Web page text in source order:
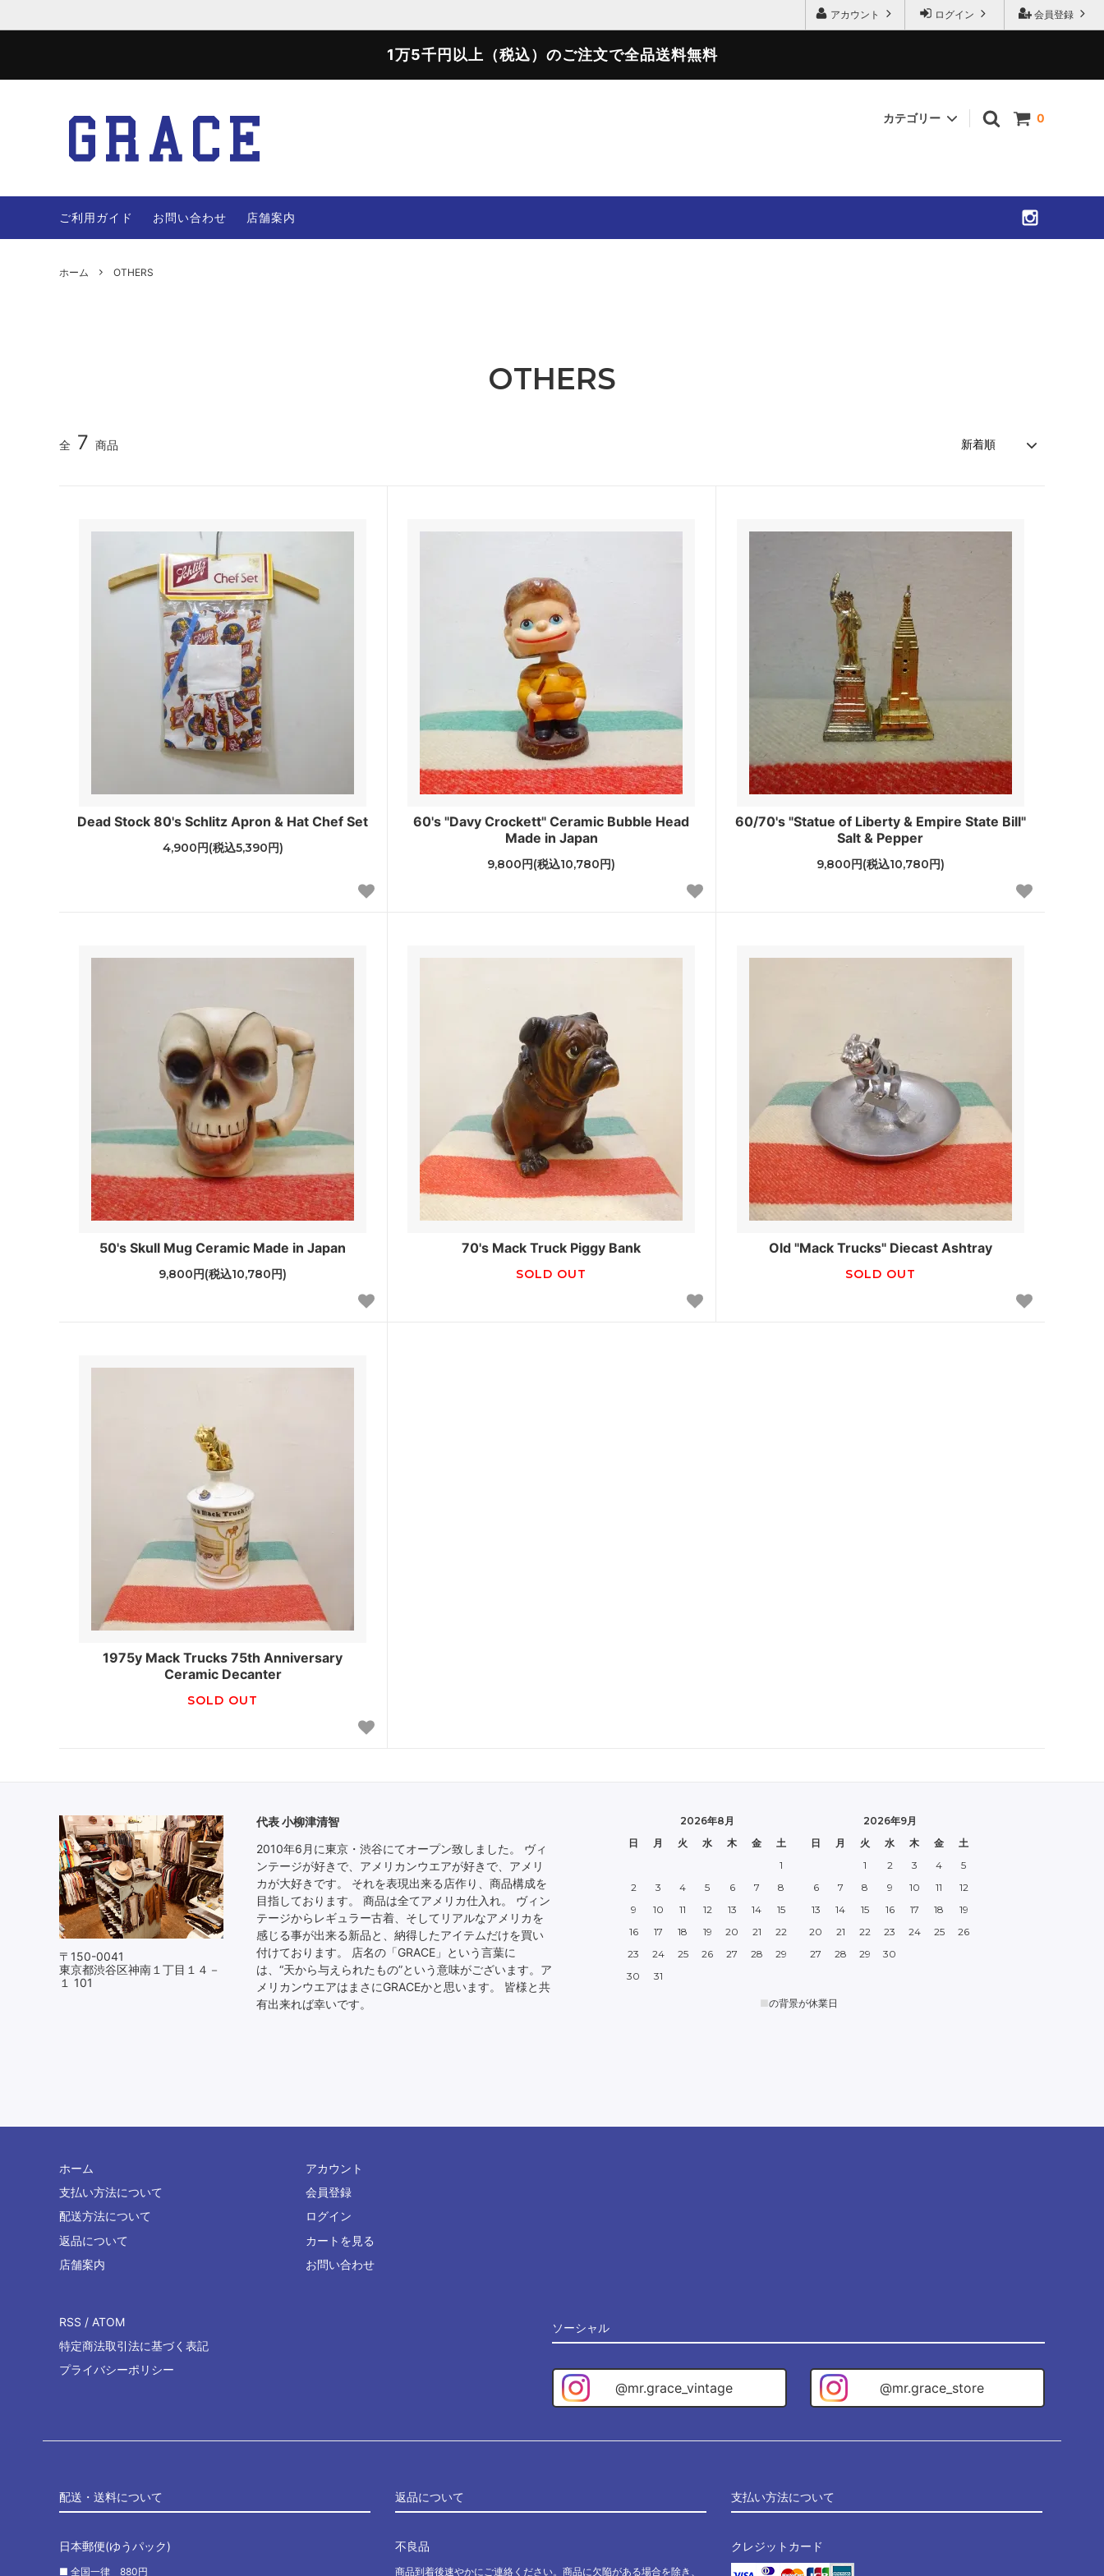
会員登録
ログイン
アカウント
1万5千円以上（税込）のご注文で全品送料無料
0
カテゴリー
OTHERS BAG SHOES SOLD OUT
ご利用ガイド お問い合わせ 店舗案内
ホーム OTHERS
OTHERS
全 7 商品
Dead Stock 80's Schlitz Apron & Hat Chef Set
4,900円(税込5,390円)
60's "Davy Crockett" Ceramic Bubble Head
Made in Japan
9,800円(税込10,780円)
60/70's "Statue of Liberty & Empire State Bill"
Salt & Pepper
9,800円(税込10,780円)
50's Skull Mug Ceramic Made in Japan
9,800円(税込10,780円)
70's Mack Truck Piggy Bank
SOLD OUT
Old "Mack Trucks" Diecast Ashtray
SOLD OUT
1975y Mack Trucks 75th Anniversary
Ceramic Decanter
SOLD OUT
〒150-0041
東京都渋谷区神南１丁目１４－
１ 101
代表 小柳津清智
2010年6月に東京・渋谷にてオープン致しました。 ヴィ
ンテージが好きで、アメリカンウエアが好きで、アメリ
カが大好きです。 それを表現出来る店作り、商品構成を
目指しております。 商品は全てアメリカ仕入れ。 ヴィン
テージからレギュラー古着、そしてリアルなアメリカを
感じる事が出来る新品と、納得したアイテムだけを買い
付けております。 店名の「GRACE」という言葉に
は、“天から与えられたもの”という意味がございます。ア
メリカンウエアはまさにGRACEかと思います。 皆様と共
有出来れば幸いです。
2026年8月
日
月 火 水 木 金
土
1
2
3 4 5 6 7
8
9
10 11 12 13 14
15
16
17 18 19 20 21
22
23
24 25 26 27 28
29
30
31
2026年9月
日
月 火 水 木 金
土
1
2 3 4
5
6
7 8 9 10 11
12
13
14 15 16 17 18
19
20
21 22 23 24 25
26
27
28 29 30
■の背景が休業日
ホーム
支払い方法について
配送方法について
返品について
店舗案内
アカウント
会員登録
ログイン
カートを見る
お問い合わせ
ソーシャル
@mr.grace_vintage @mr.grace_store
RSS / ATOM
特定商法取引法に基づく表記
プライバシーポリシー
配送・送料について
日本郵便(ゆうパック)
■ 全国一律 880円
返品について
不良品
商品到着後速やかにご連絡ください。商品に欠陥がある場合を除き、
支払い方法について
クレジットカード